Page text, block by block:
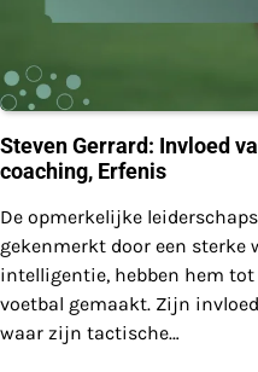
Steven Gerrard: Invloed
coaching, Erfenis
De opmerkelijke
gekenmerkt door een sterke
intelligentie, hebben hem
voetbal gemaakt. Zijn
waar zijn tactische…